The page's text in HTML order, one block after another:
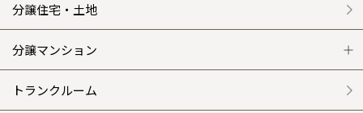
施工事例
平屋の家
外観・インテリア集
選ばれる理由
リフォームの流れ
介護保険利用で快適リフォーム
賃貸併用住宅のメリット
安心のサポートシステム
商品紹介
分譲住宅・土地
分譲マンション
分譲マンション トップ
トランクルーム